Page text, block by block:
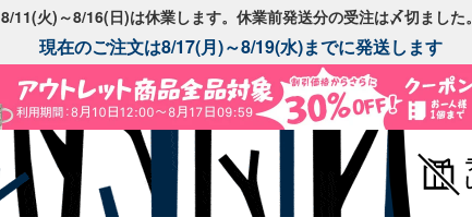
8/11(火)～8/16(日)は休業します。休業前発送分の受注は〆切ました。
現在のご注文は8/17(月)～8/19(水)までに発送します